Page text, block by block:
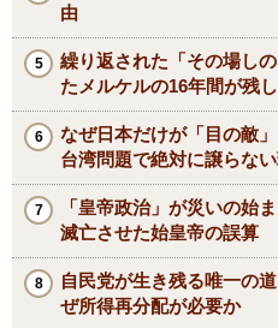
由
繰り返された「その場し
たメルケルの16年間が残
なぜ日本だけが「目の敵
台湾問題で絶対に譲らな
「皇帝政治」が災いの始
滅亡させた始皇帝の誤算
自民党が生き残る唯一の
ぜ所得再分配が必要か